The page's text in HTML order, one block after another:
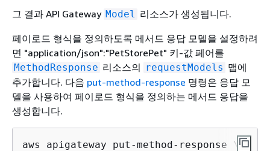
그 결과 API Gateway Model 리소스가 생성됩니다.
페이로드 형식을 정의하도록 메서드 응답 모델을 설정하려
면 "application/json":"PetStorePet" 키-값 페어를
MethodResponse 리소스의 requestModels 맵에
추가합니다. 다음 put-method-response 명령은 응답 모
델을 사용하여 페이로드 형식을 정의하는 메서드 응답을
생성합니다.
aws apigateway put-method-response \